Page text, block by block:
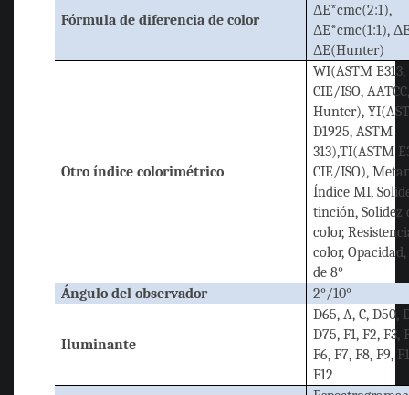
Fórmula de diferencia de color
ΔE*cmc(2:1),
ΔE*cmc(1:1),
ΔE(Hunter)
Otro índice colorimétrico
WI(ASTM E313,
CIE/ISO,
Hunter),
D1925, ASTM
313),TI(ASTM
CIE/ISO),
Índice MI,
tinción, Solidez
color,
color,
de 8°
Ángulo del observador
2°/10°
Iluminante
D65, A, C, D50,
D75, F1, F2, F3,
F6, F7, F8, F9,
F12